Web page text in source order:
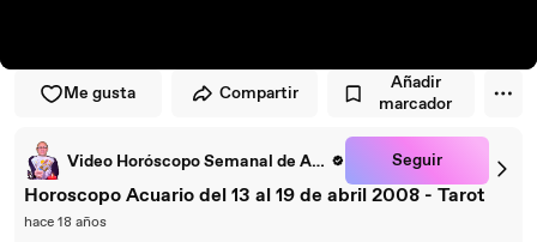
Me gusta Compartir
Añadir
marcador
Video Horóscopo Semanal de ARCANOS.COM Seguir
Horoscopo Acuario del 13 al 19 de abril 2008 - Tarot
hace 18 años